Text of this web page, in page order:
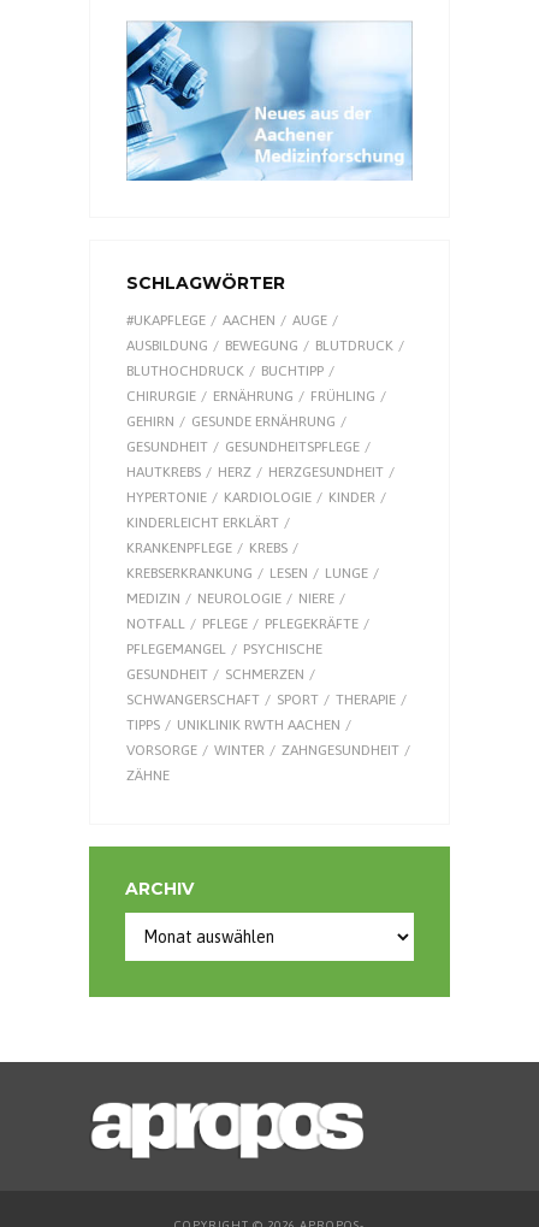
SCHLAGWÖRTER
#UKAPFLEGE AACHEN
AUGE
AUSBILDUNG
BEWEGUNG
BLUTDRUCK
BLUTHOCHDRUCK
BUCHTIPP
CHIRURGIE
ERNÄHRUNG
FRÜHLING
GEHIRN
GESUNDE ERNÄHRUNG
GESUNDHEIT
GESUNDHEITSPFLEGE
HAUTKREBS
HERZ
HERZGESUNDHEIT
HYPERTONIE
KARDIOLOGIE
KINDER
KINDERLEICHT ERKLÄRT
KRANKENPFLEGE
KREBS
KREBSERKRANKUNG
LESEN
LUNGE
MEDIZIN
NEUROLOGIE
NIERE
NOTFALL
PFLEGE
PFLEGEKRÄFTE
PFLEGEMANGEL
PSYCHISCHE
GESUNDHEIT
SCHMERZEN
SCHWANGERSCHAFT
SPORT
THERAPIE
TIPPS
UNIKLINIK RWTH AACHEN
VORSORGE
WINTER
ZAHNGESUNDHEIT
ZÄHNE
ARCHIV